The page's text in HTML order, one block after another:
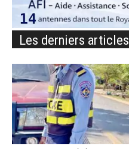
Les derniers articles